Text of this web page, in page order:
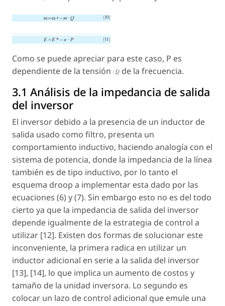
Como se puede apreciar para este caso, P es
dependiente de la tensión
de la frecuencia.
3.1 Análisis de la impedancia de salida
del inversor
El inversor debido a la presencia de un inductor de
salida usado como filtro, presenta un
comportamiento inductivo, haciendo analogía con el
sistema de potencia, donde la impedancia de la línea
también es de tipo inductivo, por lo tanto el
esquema droop a implementar esta dado por las
ecuaciones (6) y (7). Sin embargo esto no es del todo
cierto ya que la impedancia de salida del inversor
depende igualmente de la estrategia de control a
utilizar [12]. Existen dos formas de solucionar este
inconveniente, la primera radica en utilizar un
inductor adicional en serie a la salida del inversor
[13], [14], lo que implica un aumento de costos y
tamaño de la unidad inversora. Lo segundo es
colocar un lazo de control adicional que emule una